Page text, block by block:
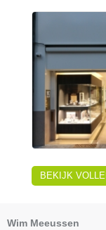
BEKIJK
Wim Meeussen